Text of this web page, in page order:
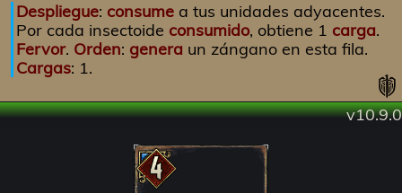
Despliegue: consume a tus unidades adyacentes.
Por cada insectoide consumido, obtiene 1 carga.
Fervor. Orden: genera un zángano en esta fila.
Cargas: 1.
v10.9.0